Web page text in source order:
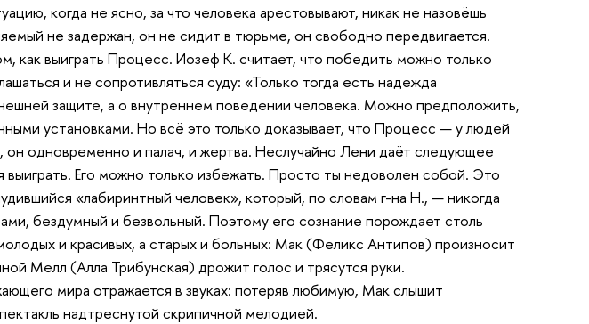
когда не ясно, за что человека арестовывают, никак не назовёшь
не задержан, он не сидит в тюрьме, он свободно передвигается.
как выиграть Процесс. Иозеф К. считает, что победить можно только
и не сопротивляться суду: «Только тогда есть надежда
защите, а о внутреннем поведении человека. Можно предположить,
установками. Но всё это только доказывает, что Процесс — у людей
он одновременно и палач, и жертва. Неслучайно Лени даёт следующее
Его можно только избежать. Просто ты недоволен собой. Это
«лабиринтный человек», который, по словам г-на Н., — никогда
бездумный и безвольный. Поэтому его сознание порождает столь
и красивых, а старых и больных: Мак (Феликс Антипов) произносит
Мелл (Алла Трибунская) дрожит голос и трясутся руки.
мира отражается в звуках: потеряв любимую, Мак слышит
надтреснутой скрипичной мелодией.